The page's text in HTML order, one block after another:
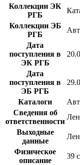
Коллекции ЭК
РГБ
Коллекции ЭБ
РГБ
Дата
поступления в
ЭК РГБ
Дата
поступления в
ЭБ РГБ
Каталоги
Сведения об
ответственности
Выходные
данные
Физическое
описание
39